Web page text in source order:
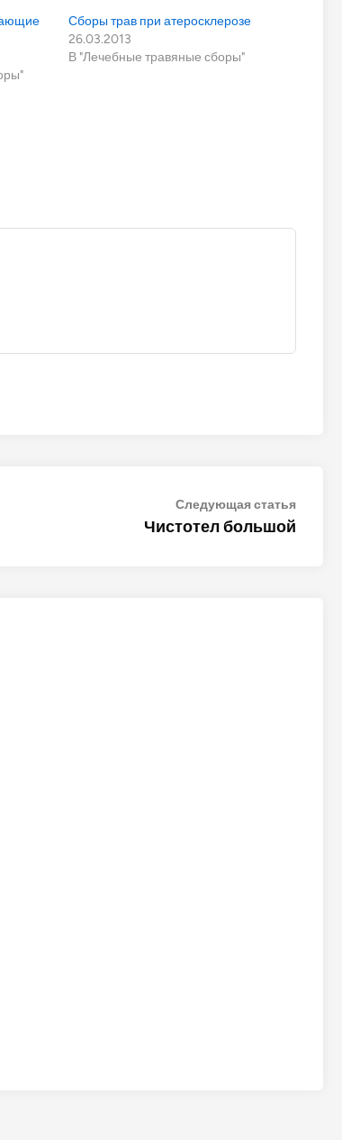
Сборы трав при атеросклерозе
26.03.2013
В "Лечебные травяные сборы"
Следующая статья
Чистотел большой